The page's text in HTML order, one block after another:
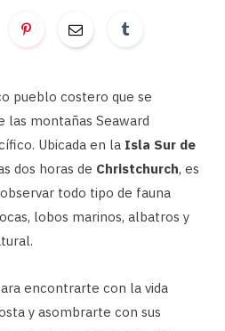
pueblo costero que se
montañas Seaward
Ubicada en la Isla Sur de
dos horas de Christchurch, es
todo tipo de fauna
lobos marinos, albatros y
encontrarte con la vida
y asombrarte con sus